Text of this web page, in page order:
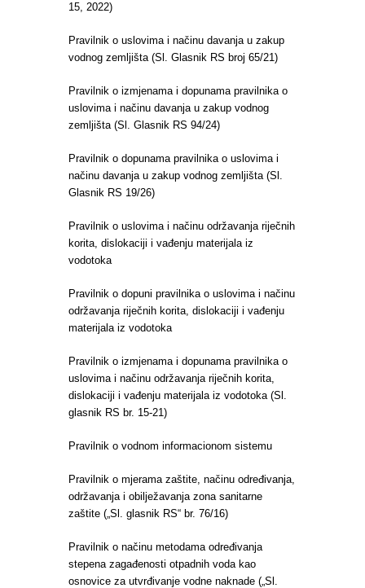
15, 2022)
Pravilnik o uslovima i načinu davanja u zakup
vodnog zemljišta (Sl. Glasnik RS broj 65/21)
Pravilnik o izmjenama i dopunama pravilnika o
uslovima i načinu davanja u zakup vodnog
zemljišta (Sl. Glasnik RS 94/24)
Pravilnik o dopunama pravilnika o uslovima i
načinu davanja u zakup vodnog zemljišta (Sl.
Glasnik RS 19/26)
Pravilnik o uslovima i načinu održavanja riječnih
korita, dislokaciji i vađenju materijala iz
vodotoka
Pravilnik o dopuni pravilnika o uslovima i načinu
održavanja riječnih korita, dislokaciji i vađenju
materijala iz vodotoka
Pravilnik o izmjenama i dopunama pravilnika o
uslovima i načinu održavanja riječnih korita,
dislokaciji i vađenju materijala iz vodotoka (Sl.
glasnik RS br. 15-21)
Pravilnik o vodnom informacionom sistemu
Pravilnik o mjerama zaštite, načinu određivanja,
održavanja i obilježavanja zona sanitarne
zaštite („Sl. glasnik RS“ br. 76/16)
Pravilnik o načinu metodama određivanja
stepena zagađenosti otpadnih voda kao
osnovice za utvrđivanje vodne naknade („Sl.